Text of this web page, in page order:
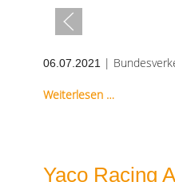
06.07.2021 |
Weiterlesen …
Yaco Racing